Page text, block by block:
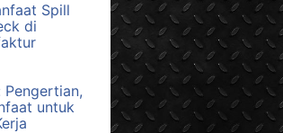
Spill
di
untuk